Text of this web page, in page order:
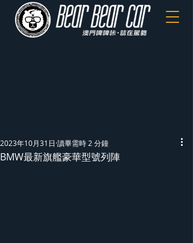
BMW最新旗艦豪華型號列陣
2023年10月31日 讀畢需時 2 分鐘